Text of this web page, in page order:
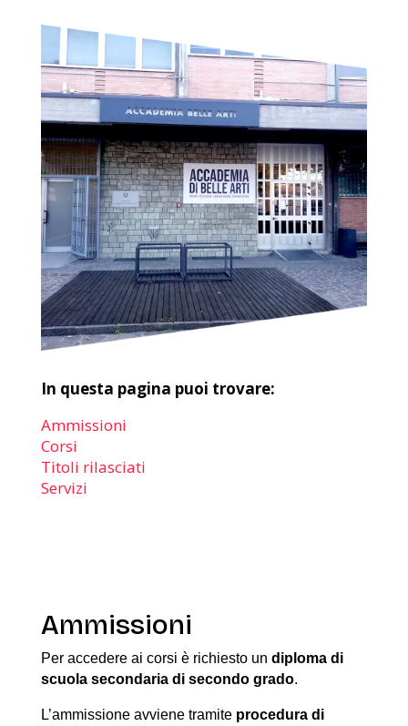
In questa pagina puoi trovare:
Ammissioni
Corsi
Titoli rilasciati
Servizi
Ammissioni
Per accedere ai corsi è richiesto un diploma di
scuola secondaria di secondo grado.
L’ammissione avviene tramite procedura di